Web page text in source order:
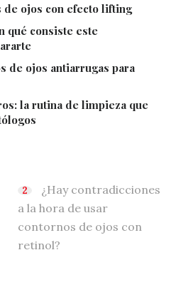
de ojos con efecto lifting
qué consiste este
de ojos antiarrugas para
la rutina de limpieza que
¿Hay contradicciones
a la hora de usar
contornos de ojos con
retinol?